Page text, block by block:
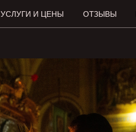
УСЛУГИ И ЦЕНЫ ОТЗЫВЫ